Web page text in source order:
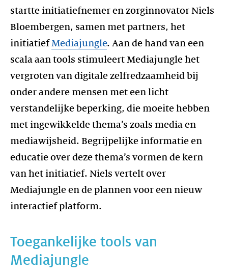
startte initiatiefnemer en zorginnovator Niels
Bloembergen, samen met partners, het
initiatief Mediajungle. Aan de hand van een
scala aan tools stimuleert Mediajungle het
vergroten van digitale zelfredzaamheid bij
onder andere mensen met een licht
verstandelijke beperking, die moeite hebben
met ingewikkelde thema’s zoals media en
mediawijsheid. Begrijpelijke informatie en
educatie over deze thema’s vormen de kern
van het initiatief. Niels vertelt over
Mediajungle en de plannen voor een nieuw
interactief platform.
Toegankelijke tools van
Mediajungle